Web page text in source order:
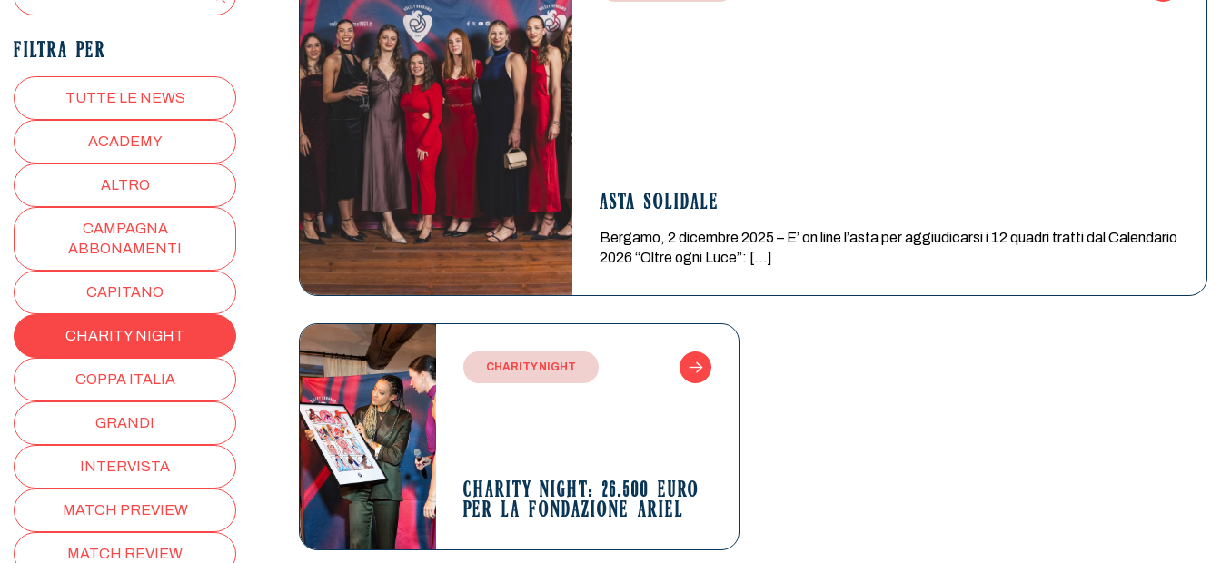
FILTRA PER
TUTTE LE NEWS
ACADEMY
ALTRO
CAMPAGNA
ABBONAMENTI
CAPITANO
CHARITY NIGHT
COPPA ITALIA
GRANDI
INTERVISTA
MATCH PREVIEW
MATCH REVIEW
ASTA SOLIDALE
Bergamo, 2 dicembre 2025 – E’ on line l’asta per aggiudicarsi i 12 quadri tratti dal Calendario
2026 “Oltre ogni Luce”: […]
CHARITY NIGHT
CHARITY NIGHT: 26.500 EURO
PER LA FONDAZIONE ARIEL